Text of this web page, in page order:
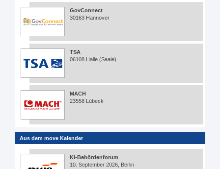
GovConnect
30163 Hannover
TSA
06108 Halle (Saale)
MACH
23558 Lübeck
Aus dem move Kalender
KI-Behördenforum
10. September 2026, Berlin